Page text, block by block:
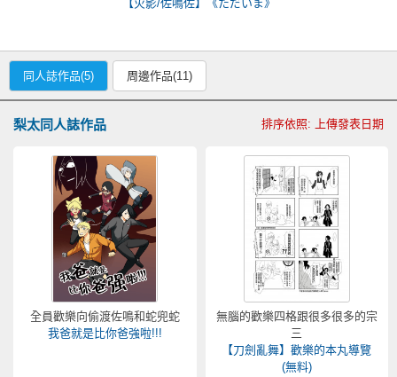
【火影/佐鳴佐】《ただいま》
同人誌作品(5) 周邊作品(11)
梨太同人誌作品 排序依照: 上傳發表日期
全員歡樂向偷渡佐鳴和蛇兜蛇
我爸就是比你爸強啦!!!
無腦的歡樂四格跟很多很多的宗
三
【刀劍亂舞】歡樂的本丸導覽
(無料)